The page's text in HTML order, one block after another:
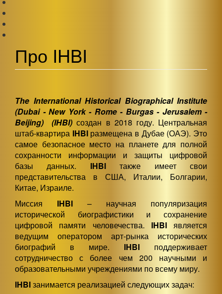
Про IHBI
The International Historical Biographical Institute
(Dubai - New York - Rome - Burgas - Jerusalem -
Beijing)
(IHBI) создан в 2018 году. Центральная
штаб-квартира IHBI размещена в Дубае (ОАЭ). Это
самое безопасное место на планете для полной
сохранности информации и защиты цифровой
базы данных. IHBIтакже имеет свои
представительства в США, Италии, Болгарии,
Китае, Израиле.
Миссия IHBI – научная популяризация
исторической биографистики и сохранение
цифровой памяти человечества. IHBIявляется
ведущим оператором арт-рынка исторических
биографий в мире. IHBI поддерживает
сотрудничество с более чем 200 научными и
образовательными учреждениями по всему миру.
IHBIзанимается реализацией следующих задач: